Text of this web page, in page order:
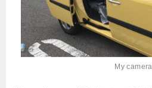
My camera